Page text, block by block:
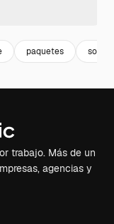
paquetes sobre
trabajo. Más de un
agencias y